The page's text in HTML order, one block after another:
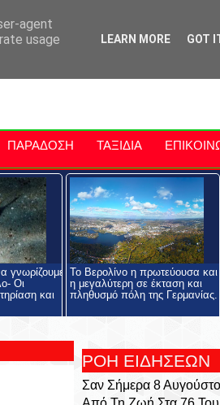
Polis
ΠΑΡΑΔΟΣΗ ΤΑΞΙΔΙΑ
γνωρίζουμε
Οι
και
Το Βερολίνο η πρωτεύουσα και
η μεγαλύτερη σε έκταση και
πληθυσμό πόλη της Γερμανίας.
ΡΟΗ ΕΙΔΗΣΕΩΝ
Σαν Σήμερα 8
agent
usage
LEARN MORE GOT